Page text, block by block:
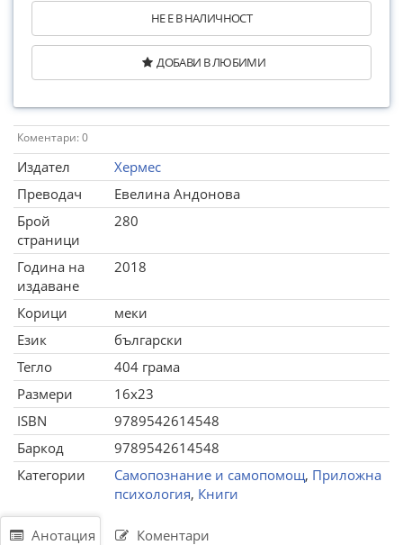
НЕ Е В НАЛИЧНОСТ
ДОБАВИ В ЛЮБИМИ
Коментари: 0
Издател
Хермес
Преводач
Евелина Андонова
Брой
страници
280
Година на
издаване
2018
Корици
меки
Език
български
Тегло
404 грама
Размери
16x23
ISBN
9789542614548
Баркод
9789542614548
Категории
Самопознание и самопомощ, Приложна
психология, Книги
Анотация Коментари